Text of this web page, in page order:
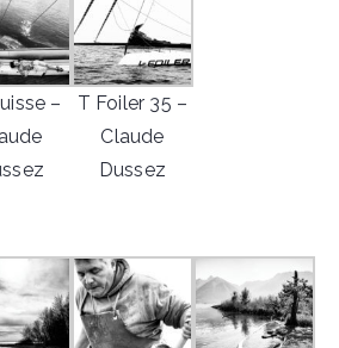
–
T Foiler 35 –
Claude
Dussez